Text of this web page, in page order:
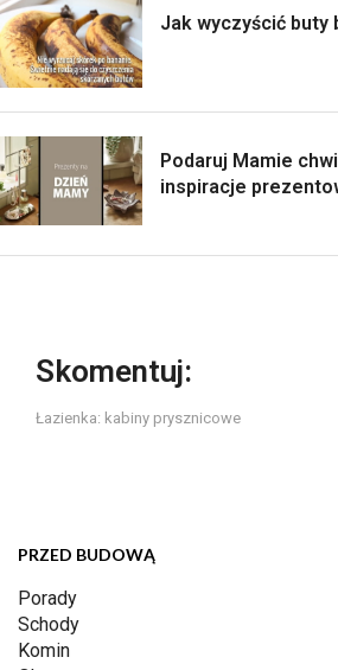
Jak wyczyścić buty
Podaruj Mamie
inspiracje
Skomentuj:
Łazienka: kabiny prysznicowe
PRZED BUDOWĄ
Porady
Schody
Komin